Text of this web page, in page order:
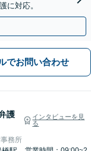
に対応。
でお問い合わせ
護
インタビューを見
る
務所